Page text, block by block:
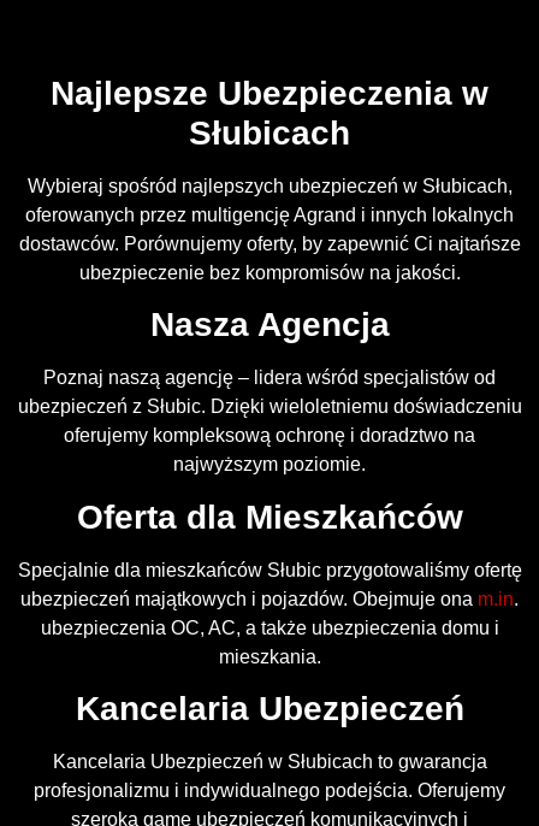
Najlepsze Ubezpieczenia w
Słubicach
Wybieraj spośród najlepszych ubezpieczeń w Słubicach,
oferowanych przez multigencję Agrand i innych lokalnych
dostawców. Porównujemy oferty, by zapewnić Ci najtańsze
ubezpieczenie bez kompromisów na jakości.
Nasza Agencja
Poznaj naszą agencję – lidera wśród specjalistów od
ubezpieczeń z Słubic. Dzięki wieloletniemu doświadczeniu
oferujemy kompleksową ochronę i doradztwo na
najwyższym poziomie.
Oferta dla Mieszkańców
Specjalnie dla mieszkańców Słubic przygotowaliśmy ofertę
ubezpieczeń majątkowych i pojazdów. Obejmuje ona m.in.
ubezpieczenia OC, AC, a także ubezpieczenia domu i
mieszkania.
Kancelaria Ubezpieczeń
Kancelaria Ubezpieczeń w Słubicach to gwarancja
profesjonalizmu i indywidualnego podejścia. Oferujemy
szeroką gamę ubezpieczeń komunikacyjnych i